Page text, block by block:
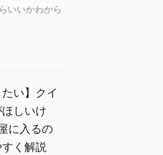
いいかわから
たい】クイ
しいけ
に入るの
く解説